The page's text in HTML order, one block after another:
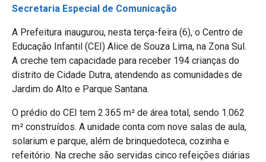
Secretaria Especial de Comunicação
A Prefeitura inaugurou, nesta terça-feira (6), o Centro de
Educação Infantil (CEI) Alice de Souza Lima, na Zona Sul.
A creche tem capacidade para receber 194 crianças do
distrito de Cidade Dutra, atendendo as comunidades de
Jardim do Alto e Parque Santana.
O prédio do CEI tem 2.365 m² de área total, sendo 1.062
m² construídos. A unidade conta com nove salas de aula,
solarium e parque, além de brinquedoteca, cozinha e
refeitório. Na creche são servidas cinco refeições diárias